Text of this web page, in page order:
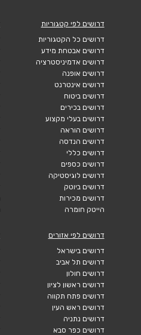
דרושים לפי קטגוריות
דרושים כל הקטגוריות
דרושים אבטחת מידע
דרושים אדמיניסטרציה
דרושים אופנה
דרושים אינטרנט
דרושים ביטוח
דרושים בכירים
דרושים בעלי מקצוע
דרושים הוראה
דרושים הנדסה
דרושים כללי
דרושים כספים
דרושים לוגיסטיקה
דרושים ביוטק
דרושים מכירות
הייטק חומרה
דרושים לפי אזורים
דרושים בישראל
דרושים תל אביב
דרושים חולון
דרושים ראשון לציון
דרושים פתח תקווה
דרושים ראש העין
דרושים נתניה
דרושים כפר סבא